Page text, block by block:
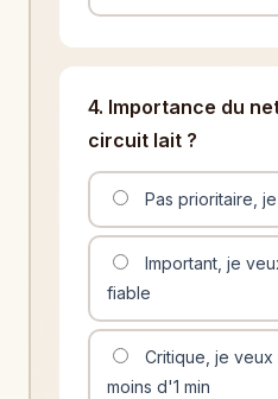
4. Importance du
circuit lait ?
Pas prioritaire,
Important, je
fiable
Critique, je veux
moins d'1 min